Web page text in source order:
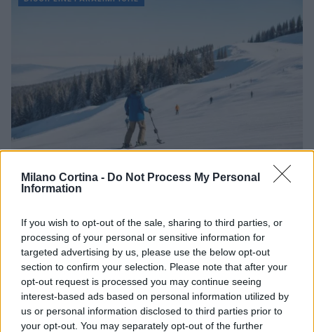
Milano Cortina - Do Not Process My Personal
Information
If you wish to opt-out of the sale, sharing to third parties, or
processing of your personal or sensitive information for
targeted advertising by us, please use the below opt-out
section to confirm your selection. Please note that after your
opt-out request is processed you may continue seeing
interest-based ads based on personal information utilized by
us or personal information disclosed to third parties prior to
your opt-out. You may separately opt-out of the further
Discipline paralimpiche sulla neve: sport e ausili
Marco Tessari · 8 Ago 2026
DISCIPLINE PARALIMPICHE